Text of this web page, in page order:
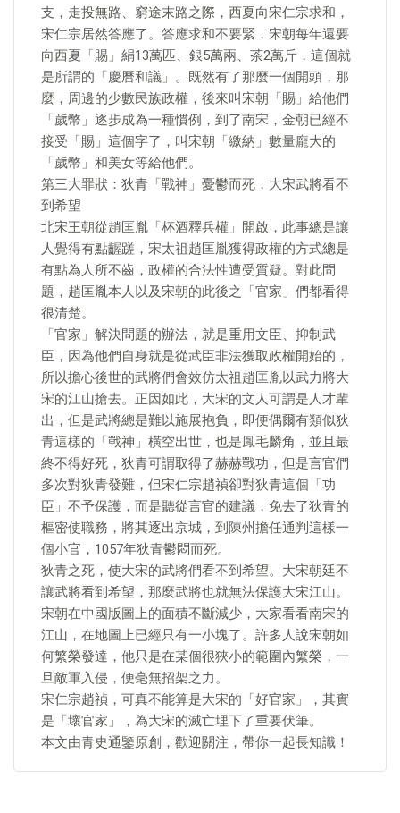
支，走投無路、窮途末路之際，西夏向宋仁宗求和，
宋仁宗居然答應了。答應求和不要緊，宋朝每年還要
向西夏「賜」絹13萬匹、銀5萬兩、茶2萬斤，這個就
是所謂的「慶曆和議」。既然有了那麼一個開頭，那
麼，周邊的少數民族政權，後來叫宋朝「賜」給他們
「歲幣」逐步成為一種慣例，到了南宋，金朝已經不
接受「賜」這個字了，叫宋朝「繳納」數量龐大的
「歲幣」和美女等給他們。
第三大罪狀：狄青「戰神」憂鬱而死，大宋武將看不
到希望
北宋王朝從趙匡胤「杯酒釋兵權」開啟，此事總是讓
人覺得有點齷蹉，宋太祖趙匡胤獲得政權的方式總是
有點為人所不齒，政權的合法性遭受質疑。對此問
題，趙匡胤本人以及宋朝的此後之「官家」們都看得
很清楚。
「官家」解決問題的辦法，就是重用文臣、抑制武
臣，因為他們自身就是從武臣非法獲取政權開始的，
所以擔心後世的武將們會效仿太祖趙匡胤以武力將大
宋的江山搶去。正因如此，大宋的文人可謂是人才輩
出，但是武將總是難以施展抱負，即便偶爾有類似狄
青這樣的「戰神」橫空出世，也是鳳毛麟角，並且最
終不得好死，狄青可謂取得了赫赫戰功，但是言官們
多次對狄青發難，但宋仁宗趙禎卻對狄青這個「功
臣」不予保護，而是聽從言官的建議，免去了狄青的
樞密使職務，將其逐出京城，到陳州擔任通判這樣一
個小官，1057年狄青鬱悶而死。
狄青之死，使大宋的武將們看不到希望。大宋朝廷不
讓武將看到希望，那麼武將也就無法保護大宋江山。
宋朝在中國版圖上的面積不斷減少，大家看看南宋的
江山，在地圖上已經只有一小塊了。許多人說宋朝如
何繁榮發達，他只是在某個很狹小的範圍內繁榮，一
旦敵軍入侵，便毫無招架之力。
宋仁宗趙禎，可真不能算是大宋的「好官家」，其實
是「壞官家」，為大宋的滅亡埋下了重要伏筆。
本文由青史通鑒原創，歡迎關注，帶你一起長知識！